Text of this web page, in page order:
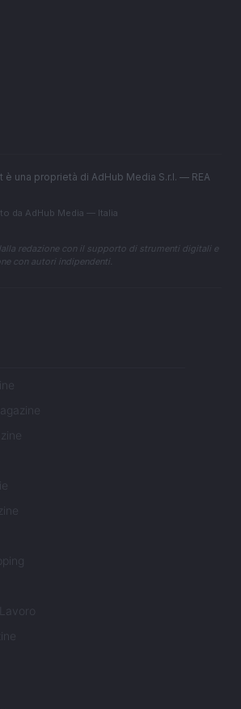
una proprietà di AdHub Media S.r.l. — REA
da AdHub Media — Italia
redazione con il supporto di strumenti digitali e
con autori indipendenti.